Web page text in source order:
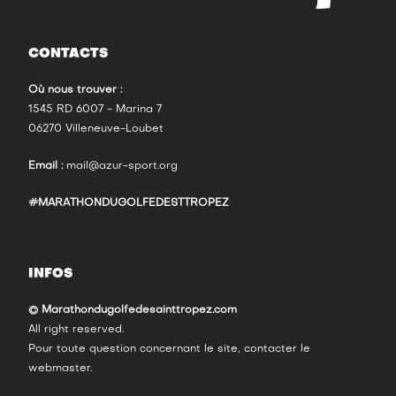
CONTACTS
Où nous trouver :
1545 RD 6007 - Marina 7
06270 Villeneuve-Loubet
Email : mail@azur-sport.org
#MARATHONDUGOLFEDESTTROPEZ
INFOS
© Marathondugolfedesainttropez.com
All right reserved.
Pour toute question concernant le site, contacter le
webmaster.